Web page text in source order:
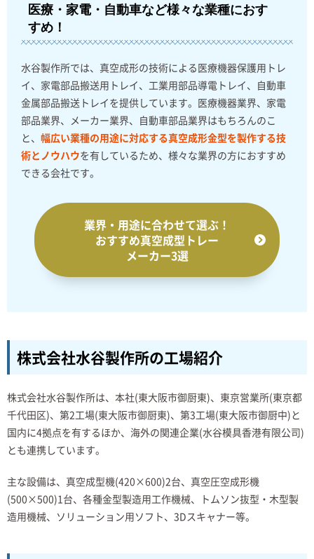
医療・家電・自動車など様々な業種におす
すめ！
水谷製作所では、真空成形の技術による医療機器保護用トレ
イ、家電部品搬送用トレイ、工業用部品導電トレイ、自動車
金属部品搬送トレイを提供しています。医療機器業界、家電
部品業界、メーカー業界、自動車部品業界はもちろんのこ
と、 幅広い業種の用途に対応する真空成形金型を製作する技
術とノウハウを有しているため、様々な業界の方におすすめ
できる会社です。
業界・用途に合わせて選ぶ！
おすすめ真空成型トレー
メーカー3選
株式会社水谷製作所の工場紹介
株式会社水谷製作所は、本社(東大阪市御厨東)、東京営業所(東京都
千代田区)、第2工場(東大阪市御厨東)、第3工場(東大阪市御厨中)と
国内に4拠点を有するほか、海外の関連企業(水谷模具香港有限公司)
とも連携しています。
主な設備は、真空成型機(420×600)2台、真空圧空成形機
(500×500)1台、各種金型製造用工作機械、トムソン抜型・木型製
造用機械、ソリューション用ソフト、3Dスキャナー等。